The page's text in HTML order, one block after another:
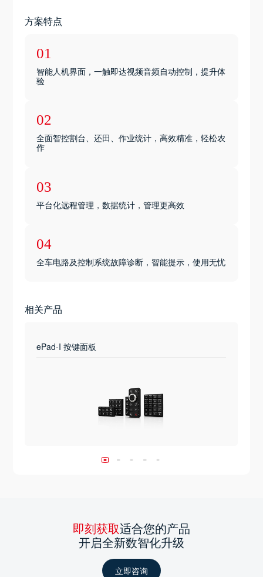
方案特点
01
智能人机界面，一触即达视频音频自动控制，提升体
验
02
全面智控割台、还田、作业统计，高效精准，轻松农
作
03
平台化远程管理，数据统计，管理更高效
04
全车电路及控制系统故障诊断，智能提示，使用无忧
相关产品
ePad-I 按键面板
即刻获取适合您的产品
开启全新数智化升级
立即咨询